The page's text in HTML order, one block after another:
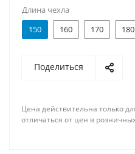
Длина чехла
150
160 170 180
Поделиться
Цена действительна только
отличаться от цен в